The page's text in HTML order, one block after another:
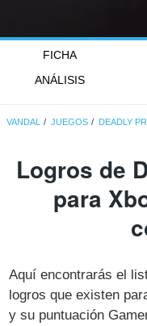
FICHA
ANÁLISIS
VANDAL JUEGOS DEADLY
Logros de
para
Aquí encontrarás el
logros que existen
y su puntuación